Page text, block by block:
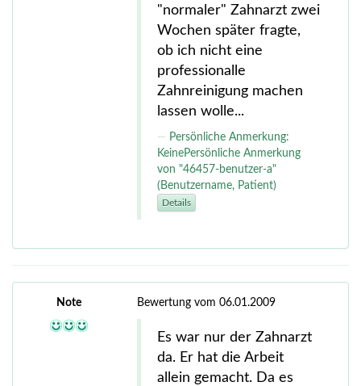
"normaler" Zahnarzt zwei
Wochen später fragte,
ob ich nicht eine
professionalle
Zahnreinigung machen
lassen wolle...
Persönliche Anmerkung:
KeinePersönliche Anmerkung
von "46457-benutzer-a"
(Benutzername, Patient)
Details
Note Bewertung vom 06.01.2009
Es war nur der Zahnarzt
da. Er hat die Arbeit
allein gemacht. Da es